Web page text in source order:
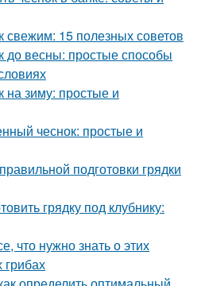
свежим: 15 полезных советов
до весны: простые способы
на зиму: простые и
чеснок: простые и
подготовки грядки
грядку под клубнику:
что нужно знать о этих
грибах